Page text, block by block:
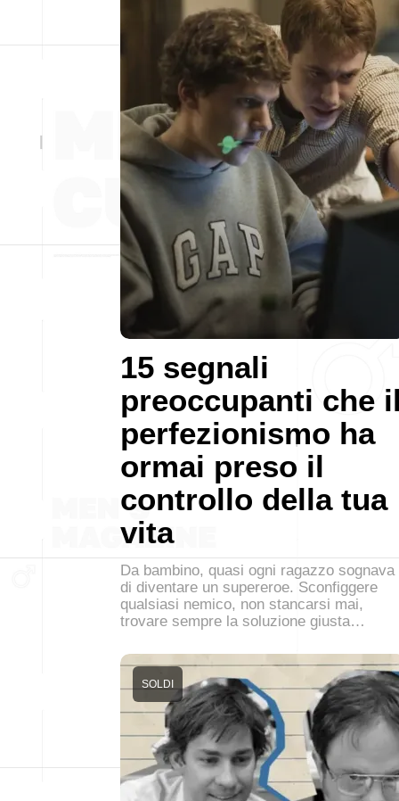
15 segnali
preoccupanti che
perfezionismo ha
ormai preso il
controllo della tua
vita
Da bambino, quasi ogni ragazzo sognava
di diventare un supereroe. Sconfiggere
qualsiasi nemico, non stancarsi mai,
trovare sempre la soluzione giusta…
SOLDI